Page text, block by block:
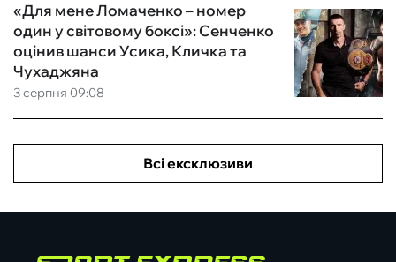
3 серпня 09:08
«Для мене Ломаченко – номер
один у світовому боксі»: Сенченко
оцінив шанси Усика, Кличка та
Чухаджяна
Всі ексклюзиви